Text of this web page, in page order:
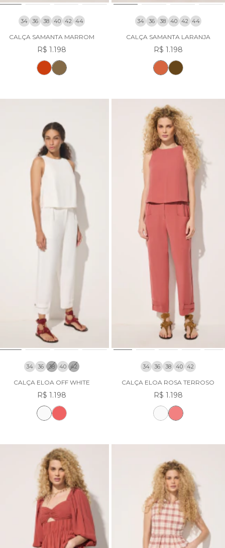
34 36 38 40 42 44
CALÇA SAMANTA MARROM
R$ 1.198
34 36 38 40 42 44
CALÇA SAMANTA LARANJA
R$ 1.198
34 36 38 40 42
CALÇA ELOA OFF WHITE
R$ 1.198
34 36 38 40 42
CALÇA ELOA ROSA TERROSO
R$ 1.198